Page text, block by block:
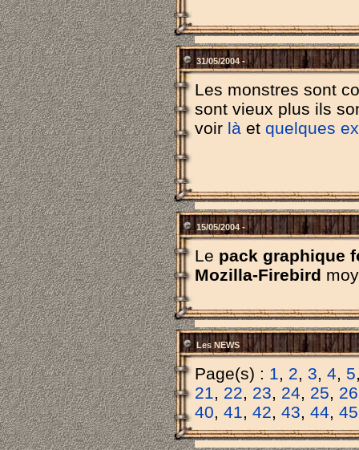
31/05/2004 -
Les monstres sont
sont vieux plus ils
voir là et quelques
15/05/2004 -
Le pack graphique
Mozilla-Firebird
Les NEWS
Page(s) : 1, 2, 3, 4, 5
21, 22, 23, 24, 25, 26
40, 41, 42, 43, 44, 45